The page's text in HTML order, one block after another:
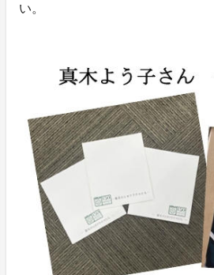
い。